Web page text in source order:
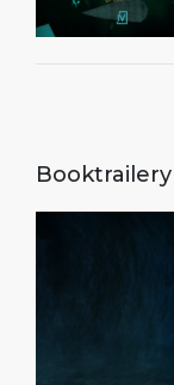
Booktrailery